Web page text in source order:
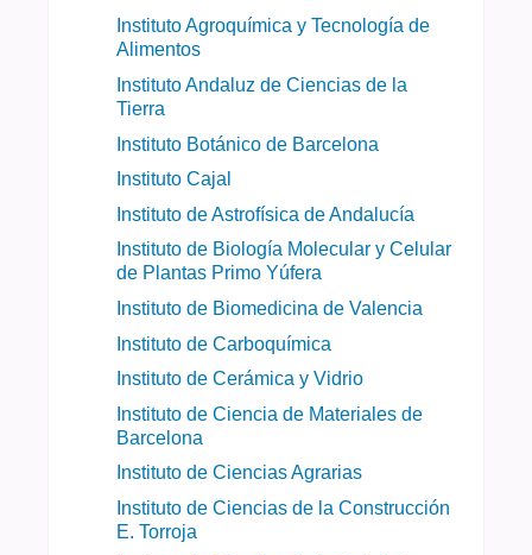
Instituto Agroquímica y Tecnología de
Alimentos
Instituto Andaluz de Ciencias de la
Tierra
Instituto Botánico de Barcelona
Instituto Cajal
Instituto de Astrofísica de Andalucía
Instituto de Biología Molecular y Celular
de Plantas Primo Yúfera
Instituto de Biomedicina de Valencia
Instituto de Carboquímica
Instituto de Cerámica y Vidrio
Instituto de Ciencia de Materiales de
Barcelona
Instituto de Ciencias Agrarias
Instituto de Ciencias de la Construcción
E. Torroja